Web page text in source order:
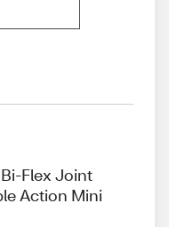
Flex Joint
Action Mini